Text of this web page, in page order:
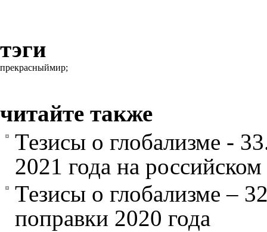
тэги
прекрасныймир;
читайте также
Тезисы о глобализме -
2021 года на
Тезисы о глобализме –
поправки 2020 года